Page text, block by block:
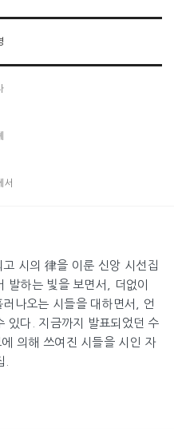
서
시의 律을 이룬 신앙 시선집
발하는 빛을 보면서, 더없이
나오는 시들을 대하면서, 언
있다. 지금까지 발표되었던 수
의해 쓰여진 시들을 시인 자